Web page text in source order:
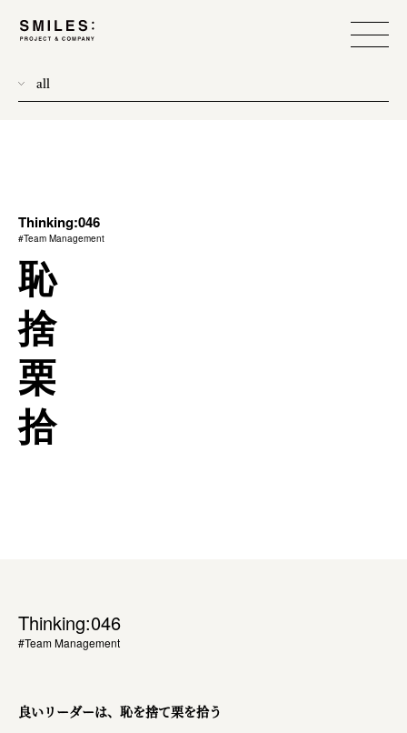
all
process
team management
method
Thinking:046
#Team Management
恥
捨
栗
拾
Thinking:046
#Team Management
良いリーダーは、恥を捨て栗を拾う